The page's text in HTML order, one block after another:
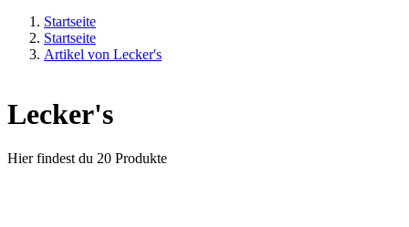
Startseite
Startseite
Artikel von Lecker's
Lecker's
Hier findest du 20 Produkte